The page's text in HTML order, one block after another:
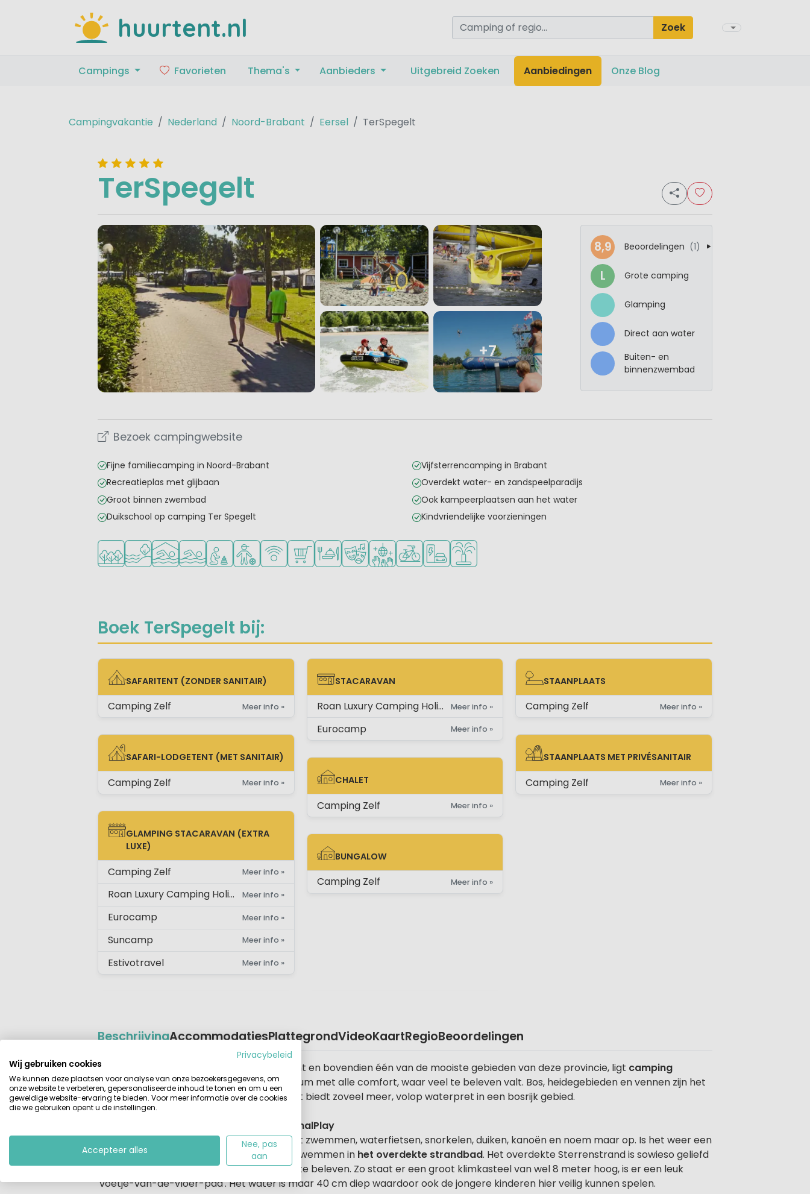
huurtent.nl Zoek
Campings Favorieten Thema's Aanbieders Uitgebreid Zoeken Aanbiedingen Onze Blog
Campingvakantie Nederland Noord-Brabant Eersel TerSpegelt
TerSpegelt
+7
8,9 Beoordelingen (1)
L Grote camping
Glamping
Direct aan water
Buiten- en
binnenzwembad
Bezoek campingwebsite
Fijne familiecamping in Noord-Brabant
Recreatieplas met glijbaan
Groot binnen zwembad
Duikschool op camping Ter Spegelt
Vijfsterrencamping in Brabant
Overdekt water- en zandspeelparadijs
Ook kampeerplaatsen aan het water
Kindvriendelijke voorzieningen
Ligt in een bosrijke omgeving
Ligt bij het water
Overdekt zwembad
Openlucht zwembad
Aanbevolen voor jonge kinderen
Aanbevolen voor tieners
WiFi beschikbaar
Campingwinkel/Supermarkt
Restaurant of pizzeria
Animatieprogramma
DiscotheekFietsverhuur
Laadpaal elektrische auto
Waterspeeltuin
Boek TerSpegelt bij:
SAFARITENT (ZONDER SANITAIR)
SAFARITENT (ZONDER SANITAIR)
Camping Zelf Meer info »
SAFARI-LODGETENT (MET SANITAIR)
SAFARI-LODGETENT (MET SANITAIR)
Camping Zelf Meer info »
GLAMPING STACARAVAN (EXTRA LUXE)
GLAMPING STACARAVAN (EXTRA
LUXE)
Camping Zelf Meer info »
Roan Luxury Camping HolidaysMeer info »
Eurocamp Meer info »
Suncamp Meer info »
Estivotravel Meer info »
STACARAVAN
STACARAVAN
Roan Luxury Camping HolidaysMeer info »
Eurocamp Meer info »
CHALET
CHALET
Camping Zelf Meer info »
BUNGALOW
BUNGALOW
Camping Zelf Meer info »
STAANPLAATS
STAANPLAATS
Camping Zelf Meer info »
STAANPLAATS MET PRIVÉSANITAIR
STAANPLAATS MET PRIVÉSANITAIR
Camping Zelf Meer info »
BeschrijvingAccommodatiesPlattegrondVideoKaartRegioBeoordelingen
Beschrijving
In de Kempen, het zuidelijk deel van Brabant en bovendien één van de mooiste gebieden van deze provincie, ligt camping
TerSpegelt, een vijfsterren recreatiecentrum met alle comfort, waar veel te beleven valt. Bos, heidegebieden en vennen zijn het
kenmerk van de Kempen, maar TerSpegelt biedt zoveel meer, volop waterpret in een bosrijk gebied.
Beleef het vernieuwde zwembad met CanalPlay
Uitgestrekte recreatieplassen, waar je kunt zwemmen, waterfietsen, snorkelen, duiken, kanoën en noem maar op. Is het weer een
dagje wat minder, dan ga je toch gewoon zwemmen in het overdekte strandbad. Het overdekte Sterrenstrand is sowieso geliefd
bij de kinderen, er is hier namelijk van alles te beleven. Zo staat er een groot klimkasteel van wel 8 meter hoog, is er een leuk
'voetje-van-de-vloer-pad'. Het water is maar 40 cm diep waardoor ook de jongere kinderen hier veilig kunnen spelen.
Privacybeleid
Wij gebruiken cookies
We kunnen deze plaatsen voor analyse van onze bezoekersgegevens, om
onze website te verbeteren, gepersonaliseerde inhoud te tonen en om u een
geweldige website-ervaring te bieden. Voor meer informatie over de cookies
die we gebruiken opent u de instellingen.
Accepteer alles
Nee, pas
aan